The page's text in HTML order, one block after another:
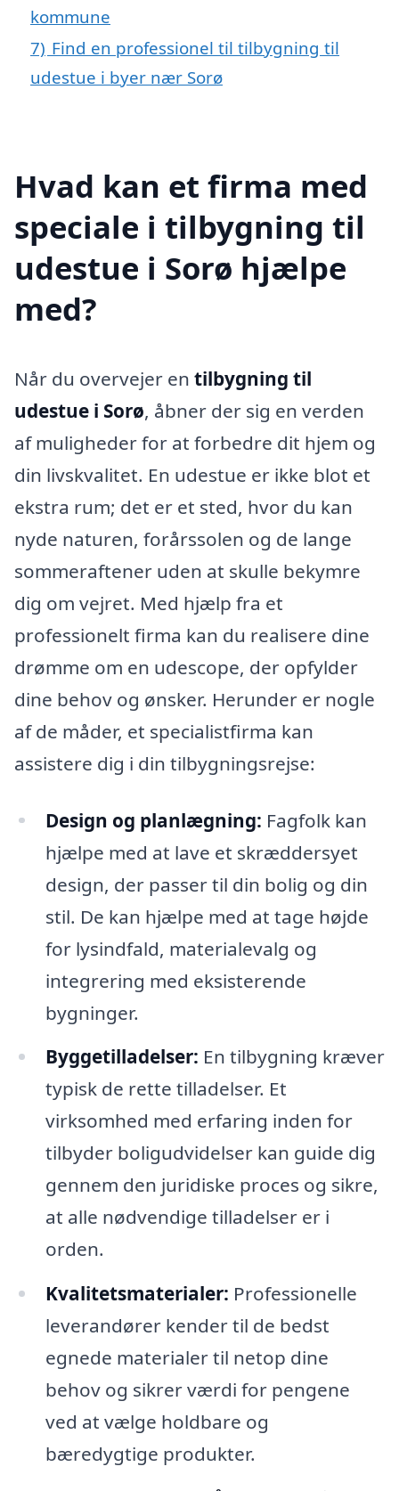
kommune
7) Find en professionel til tilbygning til
udestue i byer nær Sorø
Hvad kan et firma med
speciale i tilbygning til
udestue i Sorø hjælpe
med?
Når du overvejer en tilbygning til
udestue i Sorø, åbner der sig en verden
af muligheder for at forbedre dit hjem og
din livskvalitet. En udestue er ikke blot et
ekstra rum; det er et sted, hvor du kan
nyde naturen, forårssolen og de lange
sommeraftener uden at skulle bekymre
dig om vejret. Med hjælp fra et
professionelt firma kan du realisere dine
drømme om en udescope, der opfylder
dine behov og ønsker. Herunder er nogle
af de måder, et specialistfirma kan
assistere dig i din tilbygningsrejse:
Design og planlægning: Fagfolk kan
hjælpe med at lave et skræddersyet
design, der passer til din bolig og din
stil. De kan hjælpe med at tage højde
for lysindfald, materialevalg og
integrering med eksisterende
bygninger.
Byggetilladelser: En tilbygning kræver
typisk de rette tilladelser. Et
virksomhed med erfaring inden for
tilbyder boligudvidelser kan guide dig
gennem den juridiske proces og sikre,
at alle nødvendige tilladelser er i
orden.
Kvalitetsmaterialer: Professionelle
leverandører kender til de bedst
egnede materialer til netop dine
behov og sikrer værdi for pengene
ved at vælge holdbare og
bæredygtige produkter.